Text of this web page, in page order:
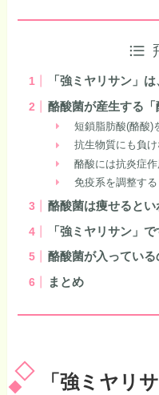
「強ミヤリサン」
酪酸菌が産生する
短鎖脂肪酸(酪酸)
抗生物質にも負
酪酸には抗炎症
免疫系を調整する
酪酸菌は痩せるとい
「強ミヤリサン」
酪酸菌が入ってい
まとめ
「強ミヤリ